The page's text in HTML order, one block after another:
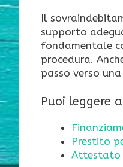
Il
supporto
fondamentale
procedura.
passo verso
Puoi leggere
Prestito
Attestato